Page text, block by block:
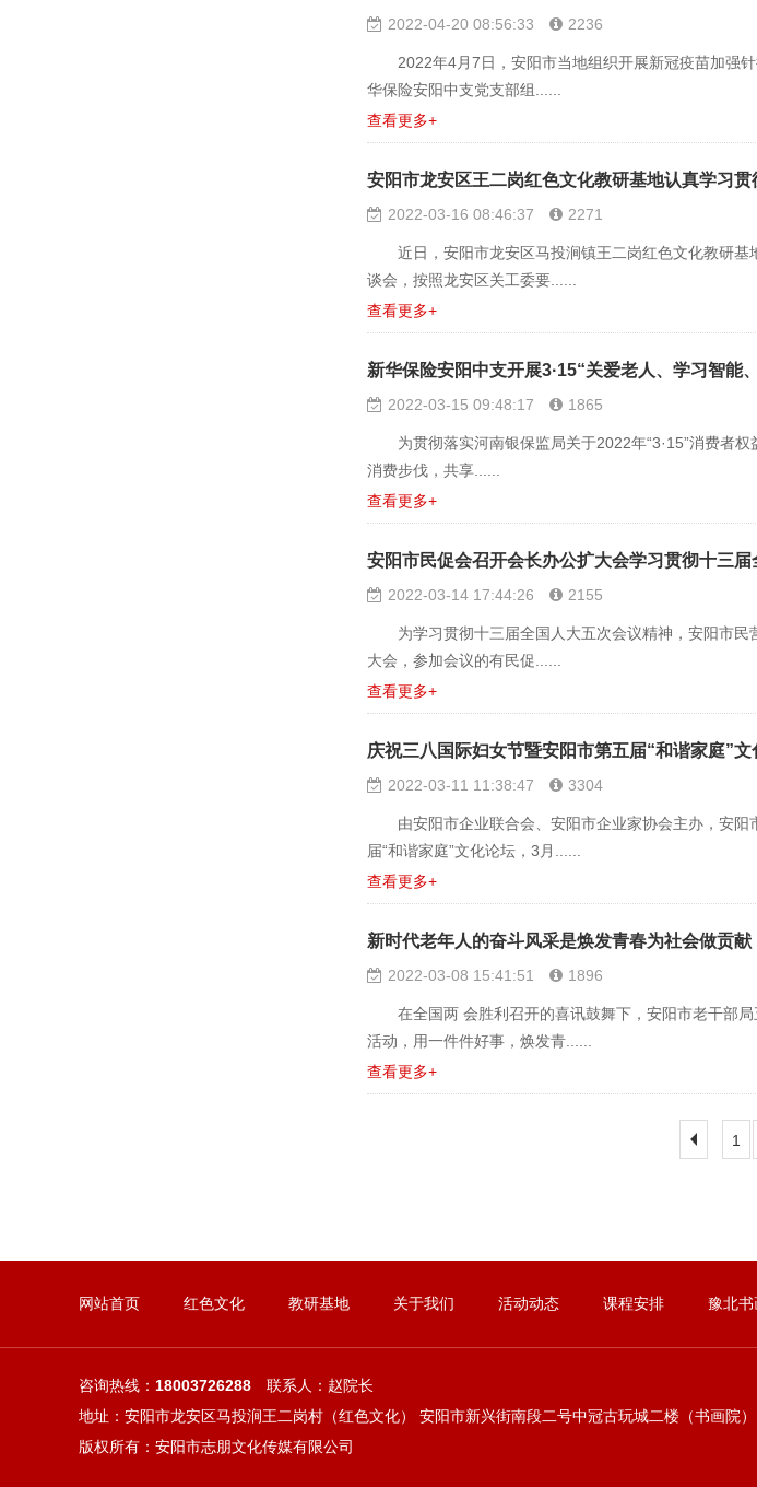
2022-04-20 08:56:33 2236
2022年4月7日，安阳市当地组织开展新冠疫苗加强针
华保险安阳中支党支部组......
查看更多+
安阳市龙安区王二岗红色文化教研基地认真学习
见 2022-03-16 08:46:37 2271
近日，安阳市龙安区马投涧镇王二岗红色文化教研基
谈会，按照龙安区关工委要......
查看更多+
新华保险安阳中支开展3·15“关爱老人、学习智能
2022-03-15 09:48:17 1865
为贯彻落实河南银保监局关于2022年“3·15”消费者权
消费步伐，共享......
查看更多+
安阳市民促会召开会长办公扩大会学习贯彻十三
2022-03-14 17:44:26 2155
为学习贯彻十三届全国人大五次会议精神，安阳市民
大会，参加会议的有民促......
查看更多+
庆祝三八国际妇女节暨安阳市第五届“和谐家庭”
2022-03-11 11:38:47 3304
由安阳市企业联合会、安阳市企业家协会主办，安阳
届“和谐家庭”文化论坛，3月......
查看更多+
新时代老年人的奋斗风采是焕发青春为社会做贡献
2022-03-08 15:41:51 1896
在全国两 会胜利召开的喜讯鼓舞下，安阳市老干部局
活动，用一件件好事，焕发青......
查看更多+
1
网站首页 红色文化 教研基地 关于我们 活动动态 课程安排 豫北书
咨询热线： 18003726288 联系人：赵院长
地址：安阳市龙安区马投涧王二岗村（红色文化） 安阳市新兴街南段二号中冠古玩城二楼（书画院）
版权所有：安阳市志朋文化传媒有限公司